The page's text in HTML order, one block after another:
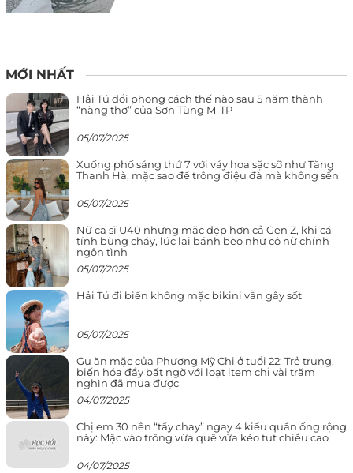
MỚI NHẤT
Hải Tú đổi phong cách thế nào sau 5 năm thành
“nàng thơ” của Sơn Tùng M-TP
05/07/2025
Xuống phố sáng thứ 7 với váy hoa sặc sỡ như Tăng
Thanh Hà, mặc sao để trông điệu đà mà không sến
05/07/2025
Nữ ca sĩ U40 nhưng mặc đẹp hơn cả Gen Z, khi cá
tính bùng cháy, lúc lại bánh bèo như cô nữ chính
ngôn tình
05/07/2025
Hải Tú đi biển không mặc bikini vẫn gây sốt
05/07/2025
Gu ăn mặc của Phương Mỹ Chi ở tuổi 22: Trẻ trung,
biến hóa đầy bất ngờ với loạt item chỉ vài trăm
nghìn đã mua được
04/07/2025
Chị em 30 nên “tẩy chay” ngay 4 kiểu quần ống rộng
này: Mặc vào trông vừa quê vừa kéo tụt chiều cao
04/07/2025